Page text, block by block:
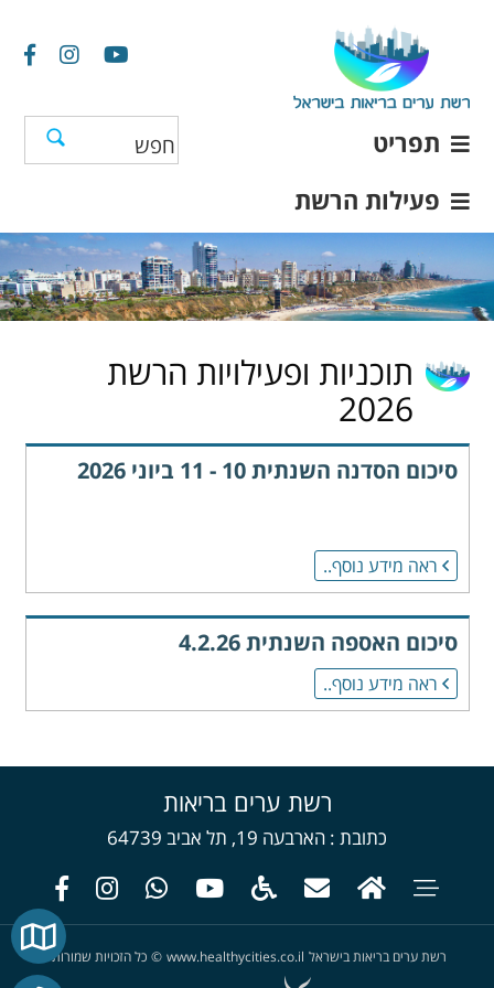
תפריט
פעילות הרשת
תוכניות ופעילויות הרשת
2026
סיכום הסדנה השנתית 10 - 11 ביוני 2026
ראה מידע נוסף..
סיכום האספה השנתית 4.2.26
ראה מידע נוסף..
רשת ערים בריאות
כתובת הארבעה 19, תל אביב 64739
רשת ערים בריאות בישראל www.healthycities.co.il
© כל הזכויות שמורות